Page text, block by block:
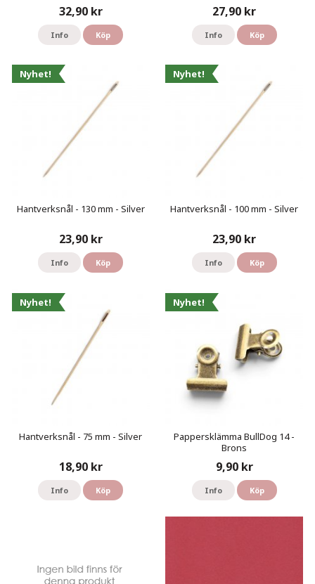
32,90 kr
Info Köp
27,90 kr
Info Köp
Nyhet!
Hantverksnål - 130 mm - Silver
23,90 kr
Info Köp
Nyhet!
Hantverksnål - 100 mm - Silver
23,90 kr
Info Köp
Nyhet!
Hantverksnål - 75 mm - Silver
18,90 kr
Info Köp
Nyhet!
Pappersklämma BullDog 14 -
Brons
9,90 kr
Info Köp